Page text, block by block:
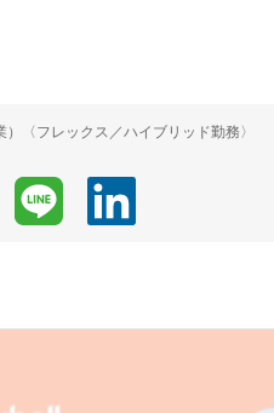
〈フレックス／ハイブリッド勤務〉